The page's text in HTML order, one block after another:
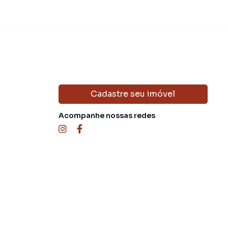
Cadastre seu imóvel
Acompanhe nossas redes